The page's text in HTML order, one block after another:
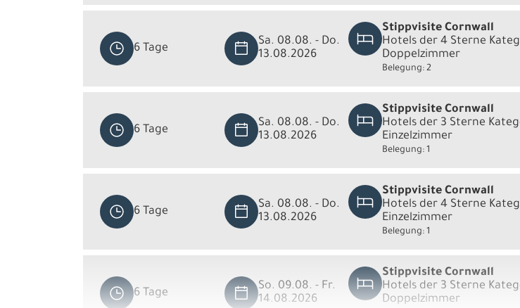
6 Tage
Sa. 08.08. - Do.
13.08.2026
Stippvisite Cornwall
Hotels der 4 Sterne
Doppelzimmer
Belegung: 2
6 Tage
Sa. 08.08. - Do.
13.08.2026
Stippvisite Cornwall
Hotels der 3 Sterne
Einzelzimmer
Belegung: 1
6 Tage
Sa. 08.08. - Do.
13.08.2026
Stippvisite Cornwall
Hotels der 4 Sterne
Einzelzimmer
Belegung: 1
6 Tage
So. 09.08. - Fr.
14.08.2026
Stippvisite Cornwall
Hotels der 3 Sterne
Doppelzimmer